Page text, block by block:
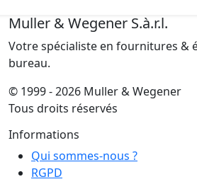
Muller & Wegener S.à.r.l.
Votre spécialiste en fournitures &
bureau.
© 1999 - 2026 Muller & Wegener
Tous droits réservés
Informations
Qui sommes-nous ?
RGPD